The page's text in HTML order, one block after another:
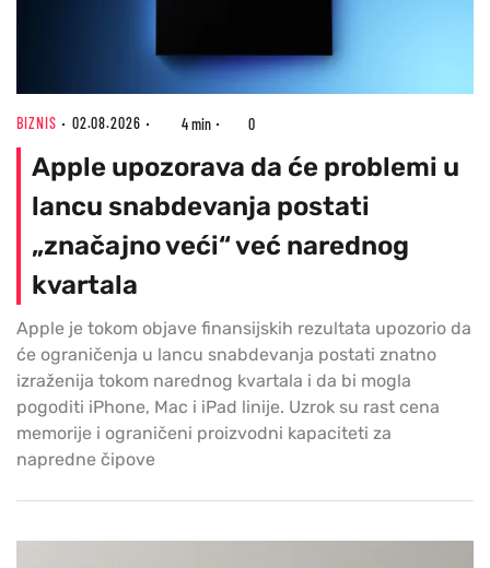
BIZNIS 02.08.2026 4 min 0
Apple upozorava da će problemi u
lancu snabdevanja postati
„značajno veći“ već narednog
kvartala
Apple je tokom objave finansijskih rezultata upozorio da
će ograničenja u lancu snabdevanja postati znatno
izraženija tokom narednog kvartala i da bi mogla
pogoditi iPhone, Mac i iPad linije. Uzrok su rast cena
memorije i ograničeni proizvodni kapaciteti za
napredne čipove